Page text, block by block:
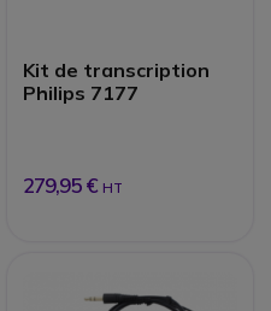
Kit de transcription
Philips 7177
279,95 € HT